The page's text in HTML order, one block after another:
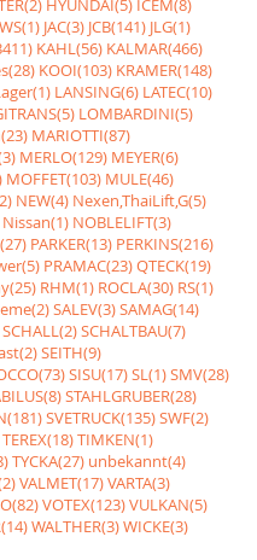
HYUNDAI(5) ICEM(8)
JAC(3) JCB(141) JLG(1)
KAHL(56) KALMAR(466)
KOOI(103) KRAMER(148)
LANSING(6) LATEC(10)
LOMBARDINI(5)
MARIOTTI(87)
MERLO(129) MEYER(6)
MOFFET(103) MULE(46)
NEW(4) Nexen,ThaiLift,G(5)
Nissan(1) NOBLELIFT(3)
PARKER(13) PERKINS(216)
PRAMAC(23)QTECK(19)
RHM(1) ROCLA(30) RS(1)
SALEV(3)SAMAG(14)
SCHALL(2)SCHALTBAU(7)
SEITH(9)
SISU(17)SL(1)SMV(28)
STAHLGRUBER(28)
SVETRUCK(135)SWF(2)
TEREX(18)TIMKEN(1)
TYCKA(27) unbekannt(4)
VALMET(17)VARTA(3)
VOTEX(123)VULKAN(5)
WALTHER(3)WICKE(3)